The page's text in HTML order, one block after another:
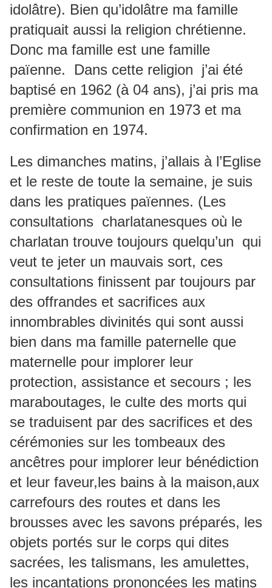
idolâtre). Bien qu’idolâtre ma famille
pratiquait aussi la religion chrétienne.
Donc ma famille est une famille
païenne. Dans cette religion j’ai été
baptisé en 1962 (à 04 ans), j’ai pris ma
première communion en 1973 et ma
confirmation en 1974.
Les dimanches matins, j’allais à l’Eglise
et le reste de toute la semaine, je suis
dans les pratiques païennes. (Les
consultations charlatanesques où le
charlatan trouve toujours quelqu’un qui
veut te jeter un mauvais sort, ces
consultations finissent par toujours par
des offrandes et sacrifices aux
innombrables divinités qui sont aussi
bien dans ma famille paternelle que
maternelle pour implorer leur
protection, assistance et secours ; les
maraboutages, le culte des morts qui
se traduisent par des sacrifices et des
cérémonies sur les tombeaux des
ancêtres pour implorer leur bénédiction
et leur faveur,les bains à la maison,aux
carrefours des routes et dans les
brousses avec les savons préparés, les
objets portés sur le corps qui dites
sacrées, les talismans, les amulettes,
les incantations prononcées les matins